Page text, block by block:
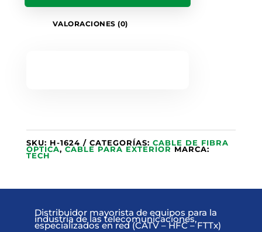
VALORACIONES (0)
SKU: H-1624 CATEGORÍAS: CABLE DE FIBRA
OPTICA, CABLE PARA EXTERIOR MARCA:
TECH
Distribuidor mayorista de equipos para la
industria de las telecomunicaciones,
especializados en red (CATV – HFC – FTTx)